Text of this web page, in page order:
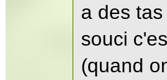
a des
souci
(quand